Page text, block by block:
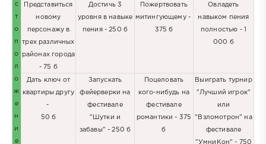
с
т
о
п
о
л
о
ж
е
н
и
е
Представиться
новому
персонажу в
трех различных
районах города
- 75 б
Достичь 3
уровня в навыке
пения - 250 б
Пожертвовать
митингующему -
375 б
Овладеть
навыком пения
полностью - 1
000 б
Дать ключ от
квартиры другу
-
50 б
Запускать
фейерверки на
фестивале
"Шутки и
забавы" - 250 б
Поцеловать
кого-нибудь на
фестивале
романтики - 375
б
Выиграть турнир
"Лучший игрок"
или
"Взломотрон" на
фестивале
"УмниКон" - 750